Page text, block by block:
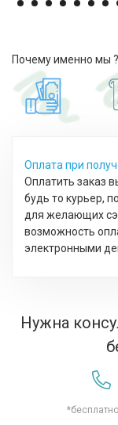
Почему именно мы ?
Оплата при
Оплатить заказ
будь то курьер,
для желающих
возможность
электронными
Нужна